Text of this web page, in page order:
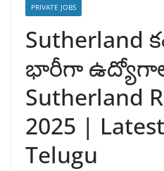
PRIVATE JOBS
Sutherland
భారీగా
Sutherland
2025 |
Telugu